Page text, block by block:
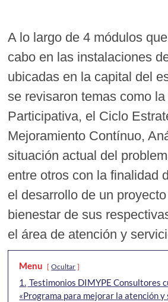
A lo largo de 4 módulos
cabo en las instalaciones
ubicadas en la capital del
se revisaron temas como
Participativa, el Ciclo
Mejoramiento Contínuo,
situación actual del
entre otros con la finalidad
el desarrollo de un
bienestar de sus
el área de atención y
Menu Ocultar
1. Testimonios DIMYPE Consultores
«Programa para mejorar la atención y